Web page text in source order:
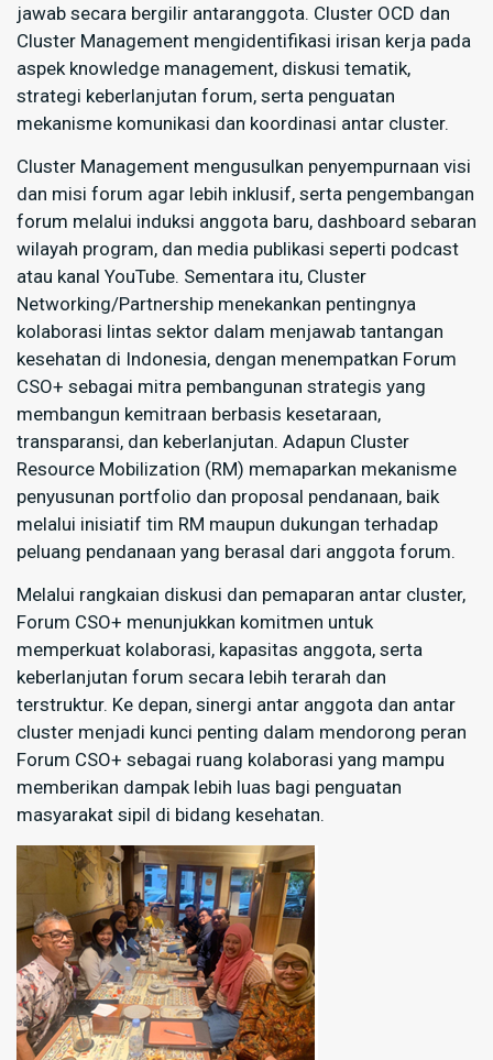
jawab secara bergilir antaranggota. Cluster OCD dan
Cluster Management mengidentifikasi irisan kerja pada
aspek knowledge management, diskusi tematik,
strategi keberlanjutan forum, serta penguatan
mekanisme komunikasi dan koordinasi antar cluster.
Cluster Management mengusulkan penyempurnaan visi
dan misi forum agar lebih inklusif, serta pengembangan
forum melalui induksi anggota baru, dashboard sebaran
wilayah program, dan media publikasi seperti podcast
atau kanal YouTube. Sementara itu, Cluster
Networking/Partnership menekankan pentingnya
kolaborasi lintas sektor dalam menjawab tantangan
kesehatan di Indonesia, dengan menempatkan Forum
CSO+ sebagai mitra pembangunan strategis yang
membangun kemitraan berbasis kesetaraan,
transparansi, dan keberlanjutan. Adapun Cluster
Resource Mobilization (RM) memaparkan mekanisme
penyusunan portfolio dan proposal pendanaan, baik
melalui inisiatif tim RM maupun dukungan terhadap
peluang pendanaan yang berasal dari anggota forum.
Melalui rangkaian diskusi dan pemaparan antar cluster,
Forum CSO+ menunjukkan komitmen untuk
memperkuat kolaborasi, kapasitas anggota, serta
keberlanjutan forum secara lebih terarah dan
terstruktur. Ke depan, sinergi antar anggota dan antar
cluster menjadi kunci penting dalam mendorong peran
Forum CSO+ sebagai ruang kolaborasi yang mampu
memberikan dampak lebih luas bagi penguatan
masyarakat sipil di bidang kesehatan.